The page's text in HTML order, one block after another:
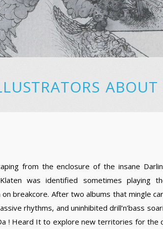
ABOUT
from the enclosure of the insane
was identified sometimes playing
on breakcore. After two albums that mingle
rhythms, and uninhibited drill’n’bass
! Heard It to explore new territories for the